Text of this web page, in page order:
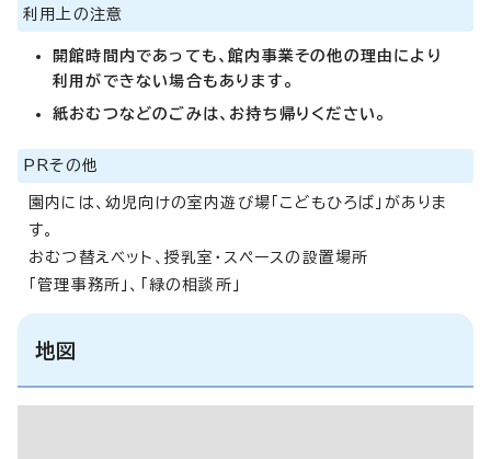
利用上の注意
開館時間内であっても、館内事業その他の理由により
利用ができない場合もあります。
紙おむつなどのごみは、お持ち帰りください。
PRその他
園内には、幼児向けの室内遊び場「こどもひろば」がありま
す。
おむつ替えベット、授乳室・スペースの設置場所
「管理事務所」、「緑の相談所」
地図